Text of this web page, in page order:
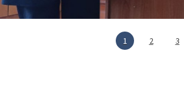
1 2 3